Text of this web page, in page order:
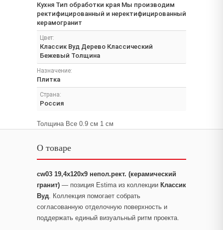
Кухня Тип обработки края Мы производим
ректифицированный и неректифицированный
керамогранит
Цвет:
Классик Вуд Дерево Классический
Бежевый Толщина
Назначение:
Плитка
Страна:
Россия
Толщина Все 0.9 см 1 см
О товаре
cw03 19,4х120х9 непол.рект. (керамический
гранит) — позиция Estima из коллекции Классик
Вуд. Коллекция помогает собрать
согласованную отделочную поверхность и
поддержать единый визуальный ритм проекта.